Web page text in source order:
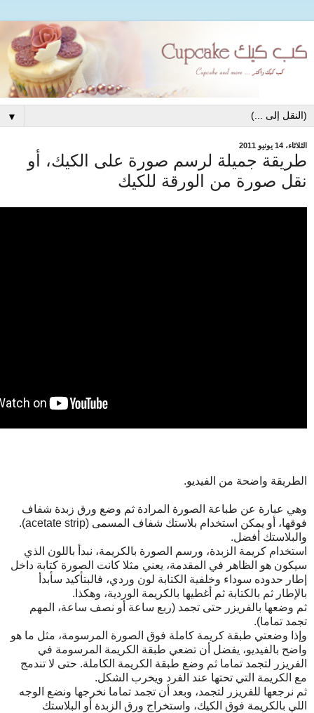
▼
الثلاثاء، 14 يونيو 2011
طريقة جميلة لرسم صورة على الكيك، أو
نقل صورة من الورقة للكيك
الطريقة واضحة من الفيديو.
وهي عبارة عن طباعة الصورة المرادة ثم وضع ورق زبدة شفاف
فوقها، أو يمكن استخدام بلاستك شفاف المسمى (acetate strip).
والبلاستك أفضل.
استخدام كريمة الزبدة، ورسم الصورة بالكريمة، نبدأ باللون الذي
سيكون هو الظاهر في المقدمة، يعني مثلا كانت الصورة كتابة داخل
إطار حدوده سوداء وخلفية الكتابة لون وردي، فالبتأكيد سأبدأ
بالإطار ثم بالكتابة ثم أغطيها بالكريمة الوردية، وهكذا.
ثم وضعها بالفريزر حتى تجمد (ربع ساعة أو نصف ساعة، المهم
تجمد تماما).
وإذا وضعتي طبقة كريمة كاملة فوق الصورة المرسومة، مثل ما هو
واضح بالفيديو، يفضل أن تضعي طبقة الكريمة المرسومة في
الفريزر لتجمد تماما ثم وضع طبقة الكريمة الكاملة. حتى لا تندمج
مع الكريمة التي تحتها عند الفرد ويخرب الشكل.
ثم نرجعها للفريزر لتجمد، وبعد أن تجمد تماما نخرجها ونضع الوجه
اللي بالكريمة فوق الكيك، واستخراج ورق الزبدة أو البلاستك